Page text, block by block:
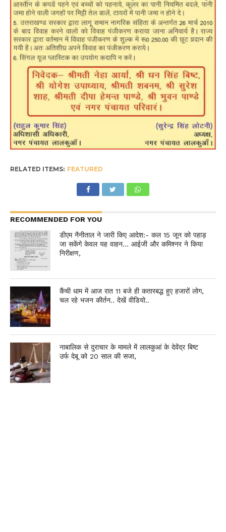
RELATED ITEMS: FEATURED
RECOMMENDED FOR YOU
डीएम नैनीताल ने जारी किए आदेश:- कल 15 जून को पहाड़
जा सकेंगे केवल यह वाहन… आईजी और कमिश्नर ने किया
निरीक्षण,
कैंची धाम में आज रात 11 बजे ही कतारबद्ध हुए हजारों लोग,
चल रहे भजन कीर्तन.. देखें वीडियो..
नाबालिक से दुराचार के मामले में लालकुआं के देवेंद्र बिष्ट
उर्फ देबू को 20 साल की सजा,